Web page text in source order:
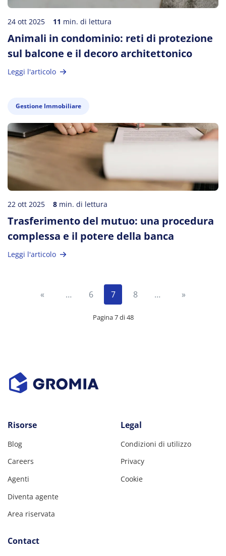
24 ott 2025 11 min. di lettura
Animali in condominio: reti di protezione
sul balcone e il decoro architettonico
Leggi l'articolo
Gestione Immobiliare
22 ott 2025 8 min. di lettura
Trasferimento del mutuo: una procedura
complessa e il potere della banca
Leggi l'articolo
« … 6 7 8 … »
Pagina 7 di 48
Risorse
Blog
Careers
Agenti
Diventa agente
Area riservata
Legal
Condizioni di utilizzo
Privacy
Cookie
Contact